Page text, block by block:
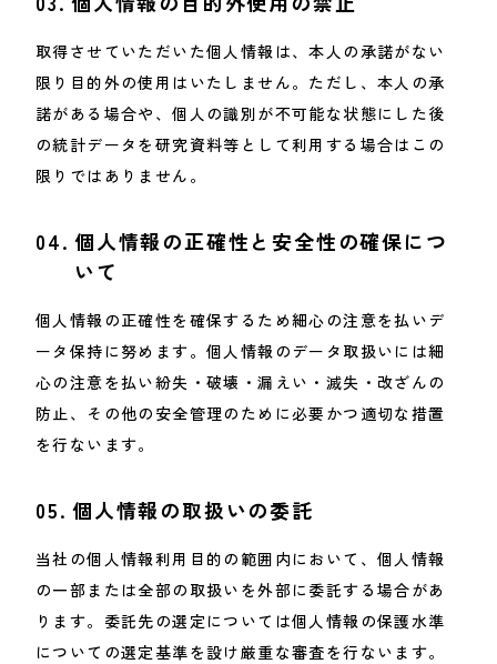
取得させていただいた個人情報は、本人の承諾がない
限り目的外の使用はいたしません。ただし、本人の承
諾がある場合や、個人の識別が不可能な状態にした後
の統計データを研究資料等として利用する場合はこの
限りではありません。
04. 個人情報の正確性と安全性の確保につ
いて
個人情報の正確性を確保するため細心の注意を払いデ
ータ保持に努めます。個人情報のデータ取扱いには細
心の注意を払い紛失・破壊・漏えい・滅失・改ざんの
防止、その他の安全管理のために必要かつ適切な措置
を行ないます。
05. 個人情報の取扱いの委託
当社の個人情報利用目的の範囲内において、個人情報
の一部または全部の取扱いを外部に委託する場合があ
ります。委託先の選定については個人情報の保護水準
についての選定基準を設け厳重な審査を行ないます。